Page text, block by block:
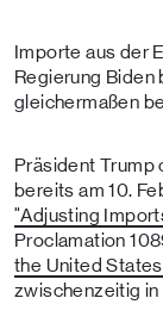
Importe aus der
Regierung Biden
gleichermaßen
Präsident Trump
bereits am 10.
"Adjusting
Proclamation
the United
zwischenzeitig